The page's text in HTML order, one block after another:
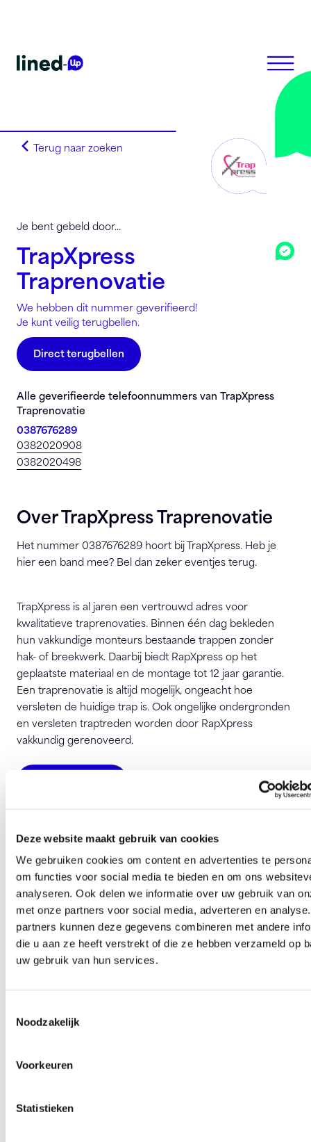
Deze website maakt gebruik van cookies
We gebruiken cookies om content en advertenties te
om functies voor social media te bieden en om ons
analyseren. Ook delen we informatie over uw gebruik van
met onze partners voor social media, adverteren en
partners kunnen deze gegevens combineren met andere
die u aan ze heeft verstrekt of die ze hebben verzameld op
uw gebruik van hun services.
Noodzakelijk
Voorkeuren
Statistieken
Terug naar zoeken
Je bent gebeld door...
TrapXpress
Traprenovatie
We hebben dit nummer geverifieerd!
Je kunt veilig terugbellen.
Direct terugbellen
Alle geverifieerde telefoonnummers van TrapXpress
Traprenovatie
0387676289
0382020908
0382020498
Over TrapXpress Traprenovatie
Het nummer 0387676289 hoort bij TrapXpress. Heb je
hier een band mee? Bel dan zeker eventjes terug.
TrapXpress is al jaren een vertrouwd adres voor
kwalitatieve traprenovaties. Binnen één dag bekleden
hun vakkundige monteurs bestaande trappen zonder
hak- of breekwerk. Daarbij biedt RapXpress op het
geplaatste materiaal en de montage tot 12 jaar garantie.
Een traprenovatie is altijd mogelijk, ongeacht hoe
versleten de huidige trap is. Ook ongelijke ondergronden
en versleten traptreden worden door RapXpress
vakkundig gerenoveerd.
Bohemenstraat 25
8028 SB Zwolle
info@trapxpress.nl
Deze pagina is 483 keer bezocht.
Homepagina
Lined-Up Business
Tarieven
Stel je vragen
Registreren